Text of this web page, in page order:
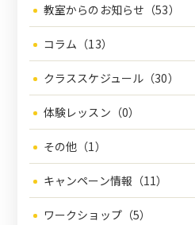
教室からのお知らせ（53）
コラム（13）
クラススケジュール（30）
体験レッスン（0）
その他（1）
キャンペーン情報（11）
ワークショップ（5）